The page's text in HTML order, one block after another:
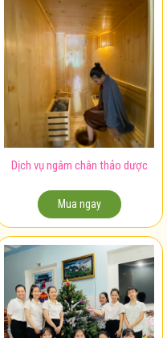
Dịch vụ ngâm chân thảo dược
Mua ngay